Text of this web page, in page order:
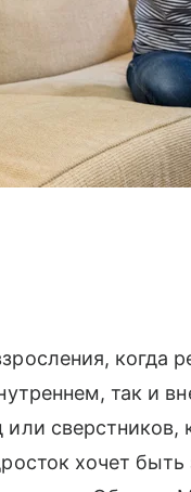
когда
так и
сверстников,
хочет